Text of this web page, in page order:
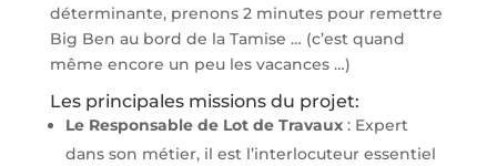
déterminante, prenons 2 minutes pour remettre
Big Ben au bord de la Tamise … (c’est quand
même encore un peu les vacances …)
Les principales missions du projet:
Le Responsable de Lot de Travaux: Expert
dans son métier, il est l’interlocuteur essentiel